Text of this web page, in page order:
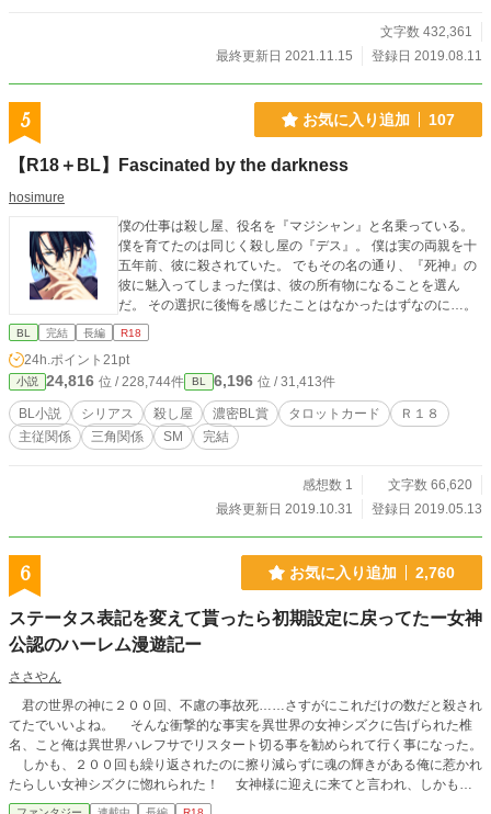
文字数 432,361
最終更新日 2021.11.15
登録日 2019.08.11
5 お気に入り追加 107
【R18＋BL】Fascinated by the darkness
hosimure
僕の仕事は殺し屋、役名を『マジシャン』と名乗っている。
僕を育てたのは同じく殺し屋の『デス』。 僕は実の両親を十
五年前、彼に殺されていた。 でもその名の通り、『死神』の
彼に魅入ってしまった僕は、彼の所有物になることを選ん
だ。 その選択に後悔を感じたことはなかったはずなのに…。
BL 完結 長編 R18
24h.ポイント 21pt
小説 24,816 位 / 228,744件 BL 6,196 位 / 31,413件
BL小説 シリアス 殺し屋 濃密BL賞 タロットカード
Ｒ１８
主従関係
三角関係 SM 完結
感想数 1
文字数 66,620
最終更新日 2019.10.31
登録日 2019.05.13
6 お気に入り追加 2,760
ステータス表記を変えて貰ったら初期設定に戻ってたー女神
公認のハーレム漫遊記ー
ささやん
君の世界の神に２００回、不慮の事故死……さすがにこれだけの数だと殺され
てたでいいよね。 そんな衝撃的な事実を異世界の女神シズクに告げられた椎
名、こと俺は異世界ハレフサでリスタート切る事を勧められて行く事になった。
しかも、２００回も繰り返されたのに擦り減らずに魂の輝きがある俺に惹かれ
たらしい女神シズクに惚れられた！ 女神様に迎えに来てと言われ、しかも、
ハーレムも黙認すると……やってやるぅ！ これはステータスの仕様を変更し